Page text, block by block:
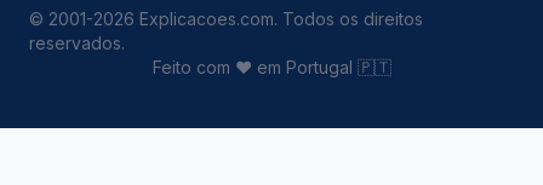
© 2001-2026 Explicacoes.com. Todos os direitos
reservados.
Feito com ❤️ em Portugal 🇵🇹